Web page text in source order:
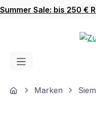
Zum Hauptinhalt
Summer Sale: bis 250 €
HomeMarken